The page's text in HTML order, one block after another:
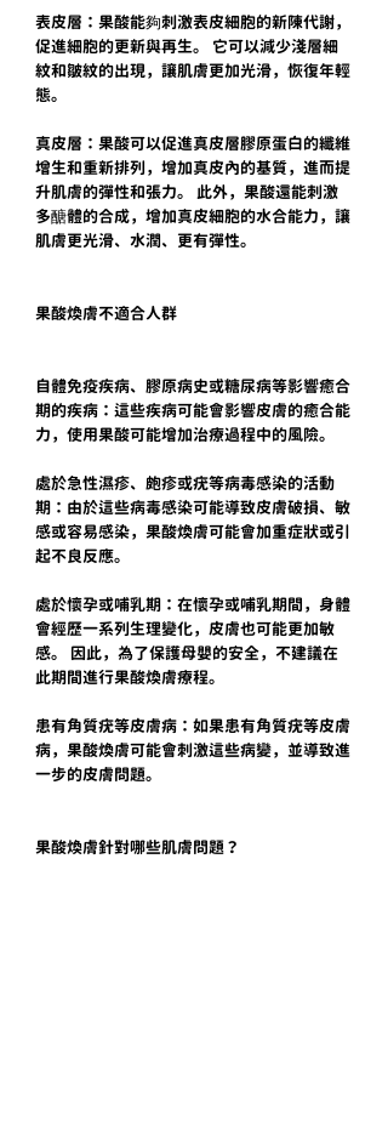
表皮層：果酸能夠刺激表皮細胞的新陳代謝，
促進細胞的更新與再生。 它可以減少淺層細
紋和皺紋的出現，讓肌膚更加光滑，恢復年輕
態。
真皮層：果酸可以促進真皮層膠原蛋白的纖維
增生和重新排列，增加真皮內的基質，進而提
升肌膚的彈性和張力。 此外，果酸還能刺激
多醣體的合成，增加真皮細胞的水合能力，讓
肌膚更光滑、水潤、更有彈性。
果酸煥膚不適合人群
自體免疫疾病、膠原病史或糖尿病等影響癒合
期的疾病：這些疾病可能會影響皮膚的癒合能
力，使用果酸可能增加治療過程中的風險。
處於急性濕疹、皰疹或疣等病毒感染的活動
期：由於這些病毒感染可能導致皮膚破損、敏
感或容易感染，果酸煥膚可能會加重症狀或引
起不良反應。
處於懷孕或哺乳期：在懷孕或哺乳期間，身體
會經歷一系列生理變化，皮膚也可能更加敏
感。 因此，為了保護母嬰的安全，不建議在
此期間進行果酸煥膚療程。
患有角質疣等皮膚病：如果患有角質疣等皮膚
病，果酸煥膚可能會刺激這些病變，並導致進
一步的皮膚問題。
果酸煥膚針對哪些肌膚問題？